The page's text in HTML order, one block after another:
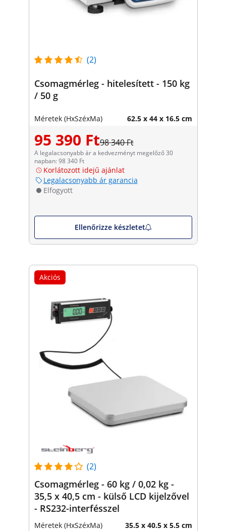
(2)
Csomagmérleg - hitelesített - 150 kg
/ 50 g
Méretek (HxSzéxMa) 62.5 x 44 x 16.5 cm
95 390 Ft98 340 Ft
A legalacsonyabb ár a kedvezményt megelőző 30
napban: 98 340 Ft
Korlátozott idejű ajánlat
Legalacsonyabb ár garancia
Elfogyott
Ellenőrizze készletet
Akciós
(2)
Csomagmérleg - 60 kg / 0,02 kg -
35,5 x 40,5 cm - külső LCD kijelzővel
- RS232-interfésszel
Méretek (HxSzéxMa) 35.5 x 40.5 x 5.5 cm